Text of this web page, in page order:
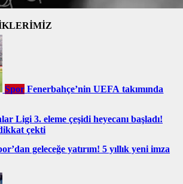
Spor Fenerbahçe’nin UEFA takımında
Ligi 3. eleme çeşidi heyecanı başladı!
çekti
geleceğe yatırım! 5 yıllık yeni imza